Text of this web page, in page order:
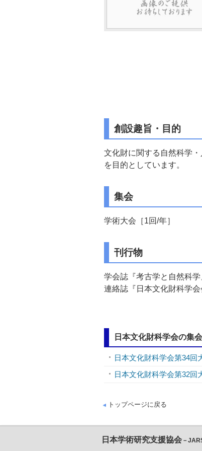
創設趣旨・目的
文化財に関する自然科学
を目的としています。
集会
学術大会［1回/年］
刊行物
学会誌『考古学と自然科
連絡誌『日本文化財科学
日本文化財科学会の集
日本文化財科学会第34回
日本文化財科学会第32回
トップページに戻る
日本学術研究支援協会 －